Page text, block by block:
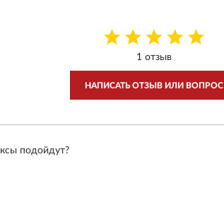
1 отзыв
НАПИСАТЬ ОТЗЫВ ИЛИ ВОПРОС
подойдут?